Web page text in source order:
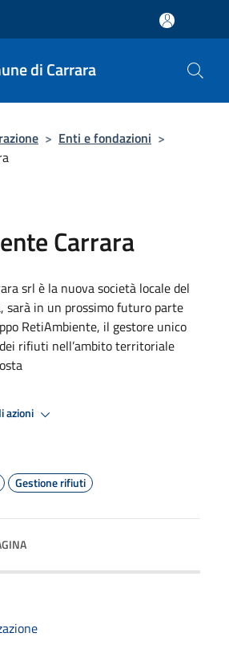
di Carrara
> Enti e fondazioni >
Carrara
srl è la nuova società locale del
sarà in un prossimo futuro parte
RetiAmbiente, il gestore unico
rifiuti nell’ambito territoriale
azioni
Gestione rifiuti